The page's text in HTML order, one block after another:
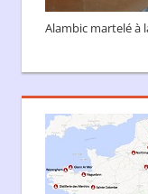
Alambic martelé à